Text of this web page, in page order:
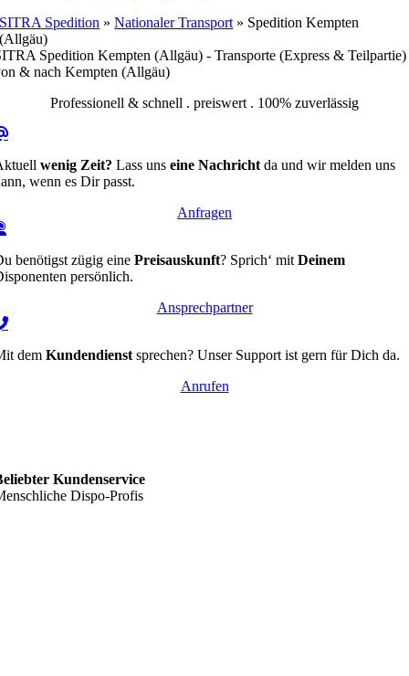
SITRA Spedition »Nationaler Transport » Spedition Kempten
(Allgäu)
Spedition Kempten (Allgäu) - Transporte (Express & Teilpartie)
& nach Kempten (Allgäu)
Professionell & schnell . preiswert . 100% zuverlässig
wenig Zeit? Lass uns eine Nachricht da und wir melden uns
wenn es Dir passt.
Anfragen
benötigst zügig eine Preisauskunft? Sprich‘ mit Deinem
persönlich.
Ansprechpartner
dem Kundendienst sprechen? Unser Support ist gern für Dich da.
Anrufen
Kundenservice
Dispo-Profis